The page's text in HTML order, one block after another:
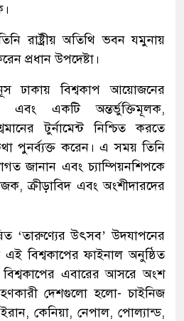
রাষ্ট্রীয় অতিথি ভবন যমুনায়
প্রধান উপদেষ্টা।
ঢাকায় বিশ্বকাপ আয়োজনের
একটি অন্তর্ভুক্তিমূলক,
টুর্নামেন্ট নিশ্চিত করতে
পুনর্ব্যক্ত করেন। এ সময় তিনি
জানান এবং চ্যাম্পিয়নশিপকে
ক্রীড়াবিদ এবং অংশীদারদের
‘তারুণ্যের উৎসব’ উদযাপনের
বিশ্বকাপের ফাইনাল অনুষ্ঠিত
বিশ্বকাপের এবারের আসরে অংশ
দেশগুলো হলো- চাইনিজ
কেনিয়া, নেপাল, পোল্যান্ড,